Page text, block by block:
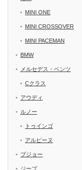
MINI ONE
MINI CROSSOVER
MINI PACEMAN
BMW
メルセデス・ベンツ
Cクラス
アウディ
ルノー
トゥインゴ
アルピーヌ
プジョー
ジープ